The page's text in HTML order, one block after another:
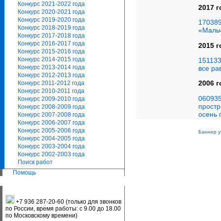
Конкурс 2021-2022 года
Конкурс 2020-2021 года
Конкурс 2019-2020 года
Конкурс 2018-2019 года
Конкурс 2017-2018 года
Конкурс 2016-2017 года
Конкурс 2015-2016 года
Конкурс 2014-2015 года
Конкурс 2013-2014 года
Конкурс 2012-2013 года
Конкурс 2011-2012 года
Конкурс 2010-2011 года
Конкурс 2009-2010 года
Конкурс 2008-2009 года
Конкурс 2007-2008 года
Конкурс 2006-2007 года
Конкурс 2005-2006 года
Конкурс 2004-2005 года
Конкурс 2003-2004 года
Конкурс 2002-2003 года
Поиск работ
Помощь
+7 936 287-20-60 (только для звонков
по России, время работы: с 9.00 до 18.00
по Московскому времени)
2017
2015
все
2006
осень
Баннер